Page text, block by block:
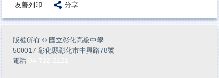
友善列印 分享
版權所有 © 國立彰化高級中學
500017 彰化縣彰化市中興路78號
電話